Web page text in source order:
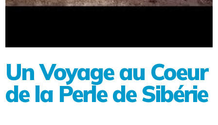
Un Voyage au Coeur
de la Perle de Sibérie